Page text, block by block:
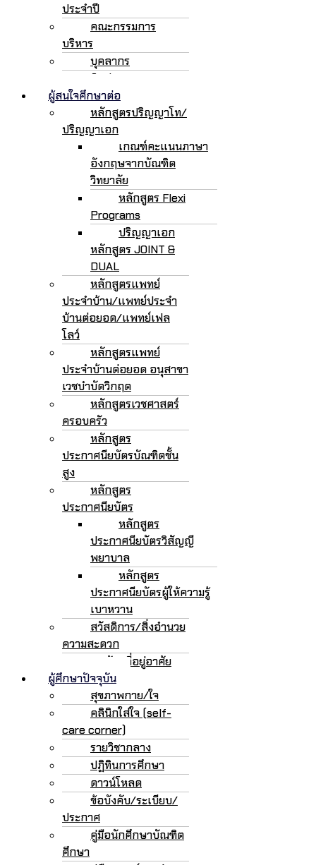
ประจำปี
คณะกรรมการ
บริหาร
บุคลากร
ติดต่อเรา
ผู้สนใจศึกษาต่อ
หลักสูตรปริญญาโท/
ปริญญาเอก
เกณฑ์คะแนนภาษา
อังกฤษจากบัณฑิต
วิทยาลัย
หลักสูตร Flexi
Programs
ปริญญาเอก
หลักสูตร JOINT &
DUAL
หลักสูตรแพทย์
ประจำบ้าน/แพทย์ประจำ
บ้านต่อยอด/แพทย์เฟล
โลว์
หลักสูตรแพทย์
ประจำบ้านต่อยอด อนุสาขา
เวชบำบัดวิกฤต
หลักสูตรเวชศาสตร์
ครอบครัว
หลักสูตร
ประกาศนียบัตรบัณฑิตชั้น
สูง
หลักสูตร
ประกาศนียบัตร
หลักสูตร
ประกาศนียบัตรวิสัญญี
พยาบาล
หลักสูตร
ประกาศนียบัตรผู้ให้ความรู้
เบาหวาน
สวัสดิการ/สิ่งอำนวย
ความสะดวก
หอพัก/ที่อยู่อาศัย
ผู้ศึกษาปัจจุบัน
สุขภาพกาย/ใจ
คลินิกใส่ใจ (self-
care corner)
รายวิชากลาง
ปฏิทินการศึกษา
ดาวน์โหลด
ข้อบังคับ/ระเบียบ/
ประกาศ
คู่มือนักศึกษาบัณฑิต
ศึกษา